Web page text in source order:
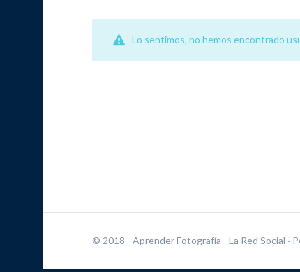
Lo sentimos, no hemos encontrado
© 2018 - Aprender Fotografía - La Red Social ·